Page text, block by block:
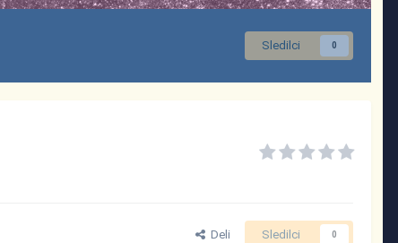
Sledilci 0
Deli Sledilci 0